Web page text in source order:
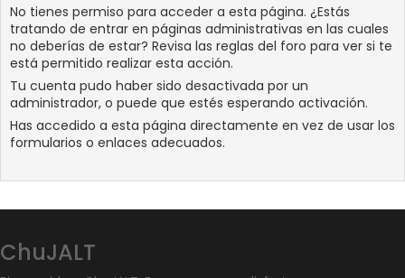
No tienes permiso para acceder a esta página. ¿Estás
tratando de entrar en páginas administrativas en las cuales
no deberías de estar? Revisa las reglas del foro para ver si te
está permitido realizar esta acción.
Tu cuenta pudo haber sido desactivada por un
administrador, o puede que estés esperando activación.
Has accedido a esta página directamente en vez de usar los
formularios o enlaces adecuados.
ChuJALT